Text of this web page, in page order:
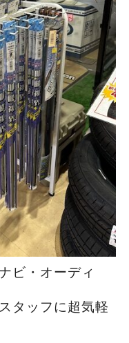
ビ・オーディ
タッフに超気軽